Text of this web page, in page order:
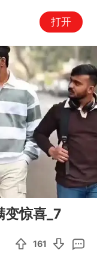
打开
01:22
变惊喜_7
161